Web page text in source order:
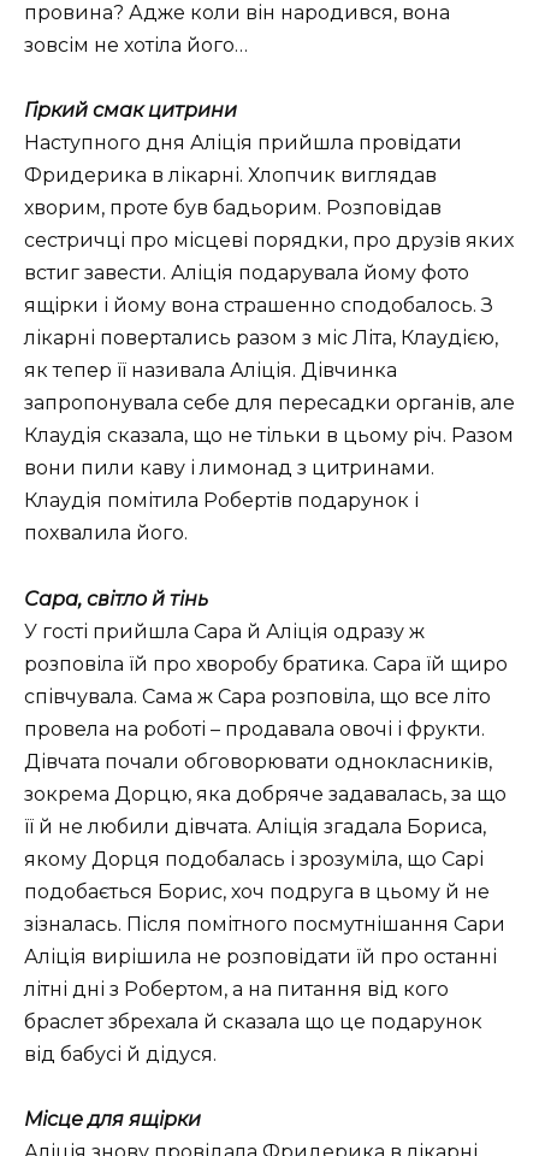
провина? Адже коли він народився, вона
зовсім не хотіла його…
Гіркий смак цитрини
Наступного дня Аліція прийшла провідати
Фридерика в лікарні. Хлопчик виглядав
хворим, проте був бадьорим. Розповідав
сестричці про місцеві порядки, про друзів яких
встиг завести. Аліція подарувала йому фото
ящірки і йому вона страшенно сподобалось. З
лікарні повертались разом з міс Літа, Клаудією,
як тепер її називала Аліція. Дівчинка
запропонувала себе для пересадки органів, але
Клаудія сказала, що не тільки в цьому річ. Разом
вони пили каву і лимонад з цитринами.
Клаудія помітила Робертів подарунок і
похвалила його.
Сара, світло й тінь
У гості прийшла Сара й Аліція одразу ж
розповіла їй про хворобу братика. Сара їй щиро
співчувала. Сама ж Сара розповіла, що все літо
провела на роботі – продавала овочі і фрукти.
Дівчата почали обговорювати однокласників,
зокрема Дорцю, яка добряче задавалась, за що
її й не любили дівчата. Аліція згадала Бориса,
якому Дорця подобалась і зрозуміла, що Сарі
подобається Борис, хоч подруга в цьому й не
зізналась. Після помітного посмутнішання Сари
Аліція вирішила не розповідати їй про останні
літні дні з Робертом, а на питання від кого
браслет збрехала й сказала що це подарунок
від бабусі й дідуся.
Місце для ящірки
Аліція знову провідала Фридерика в лікарні.